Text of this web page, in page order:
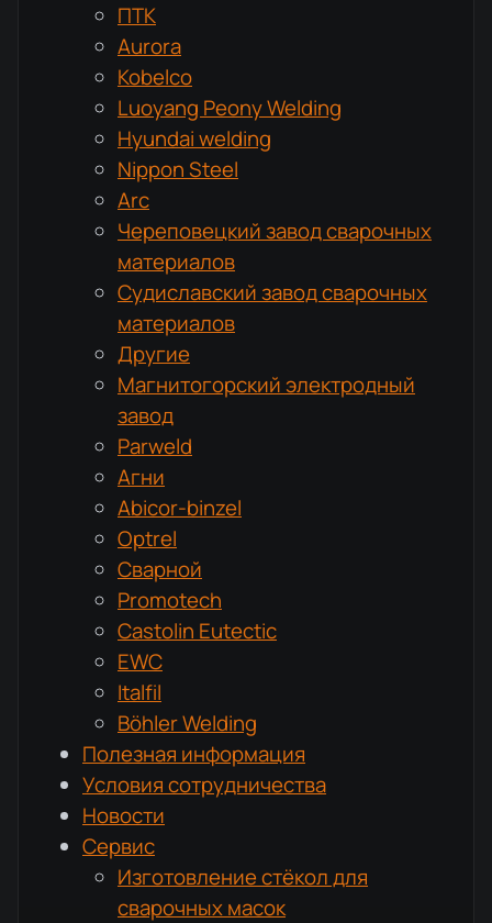
ПТК
Aurora
Kobelco
Luoyang Peony Welding
Hyundai welding
Nippon Steel
Arc
Череповецкий завод сварочных
материалов
Судиславский завод сварочных
материалов
Другие
Магнитогорский электродный
завод
Parweld
Агни
Abicor-binzel
Optrel
Сварной
Promotech
Castolin Eutectic
EWC
Italfil
Böhler Welding
Полезная информация
Условия сотрудничества
Новости
Сервис
Изготовление стёкол для
сварочных масок